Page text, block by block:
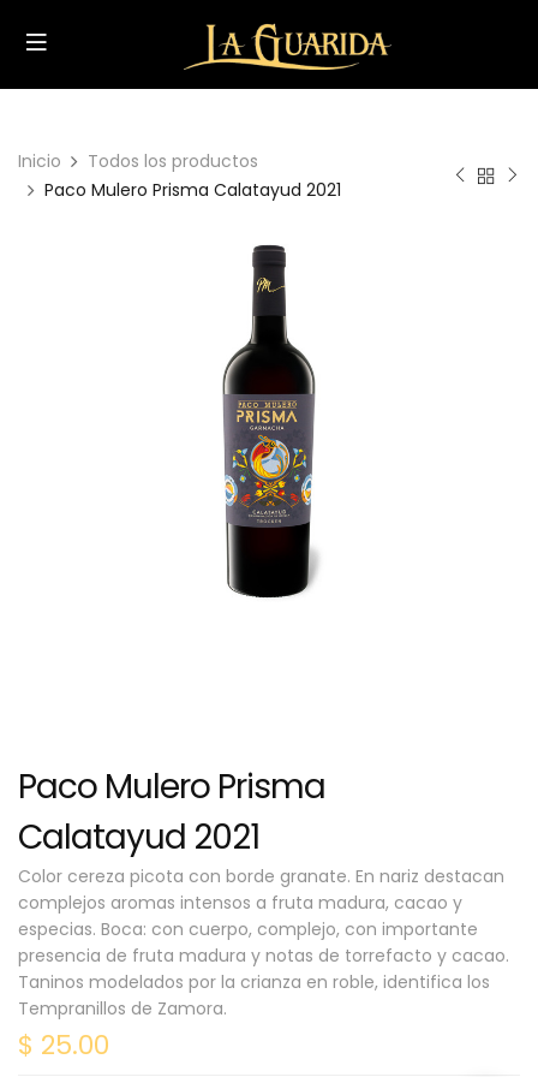
Inicio
Todos los productos
Paco Mulero Prisma Calatayud 2021
Paco Mulero Prisma
Calatayud 2021
Color cereza picota con borde granate. En nariz destacan
complejos aromas intensos a fruta madura, cacao y
especias. Boca: con cuerpo, complejo, con importante
presencia de fruta madura y notas de torrefacto y cacao.
Taninos modelados por la crianza en roble, identifica los
Tempranillos de Zamora.
$ 25.00